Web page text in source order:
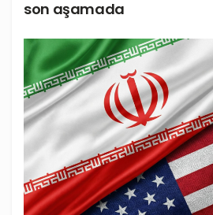
son aşamada